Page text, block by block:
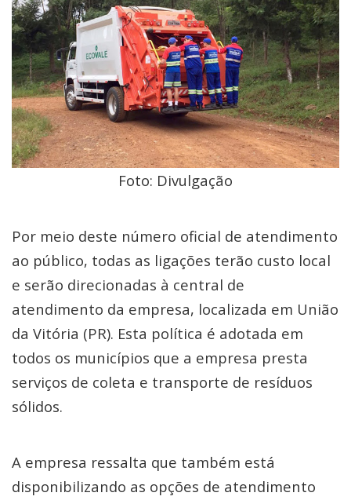
Foto: Divulgação
Por meio deste número oficial de atendimento
ao público, todas as ligações terão custo local
e serão direcionadas à central de
atendimento da empresa, localizada em União
da Vitória (PR). Esta política é adotada em
todos os municípios que a empresa presta
serviços de coleta e transporte de resíduos
sólidos.
A empresa ressalta que também está
disponibilizando as opções de atendimento